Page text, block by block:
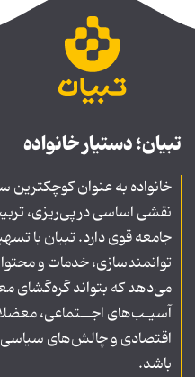
تبیان؛ دستیار خانواده
خانواده به عنوان
نقشی اساسی در پی‌ریزی،
جامعه قوی دارد. تبیان با
توانمندسازی، خدمات و
می‌دهد که بتواند گره‌گشای
آسیـب‌های اجــتماعی،
اقتصادی و چالش‌های سیاسی
باشد.